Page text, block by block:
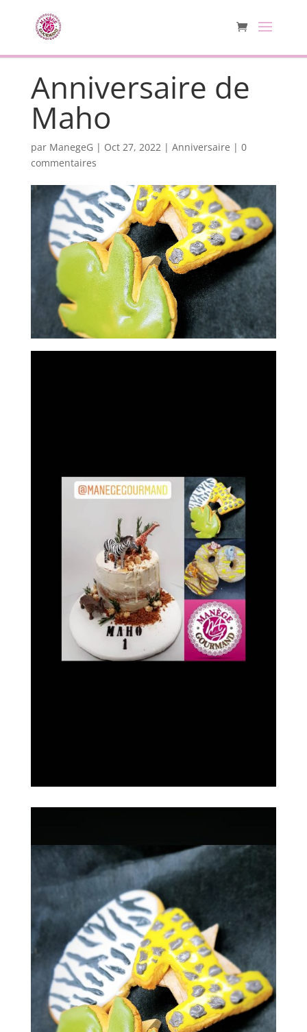
Anniversaire de
Maho
par ManegeG | Oct 27, 2022| Anniversaire | 0
commentaires